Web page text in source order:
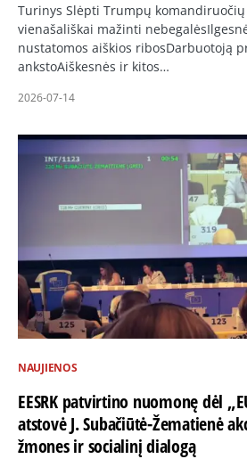
Turinys Slėpti Trumpų
vienašališkai mažinti
nustatomos aiškios ribosDarbuotoją
ankstoAiškesnės ir kitos…
2026-07-14
NAUJIENOS
EESRK patvirtino nuomonę dėl
atstovė J. Subačiūtė-Žematienė
žmones ir socialinį dialogą